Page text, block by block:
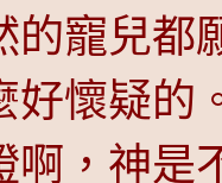
的寵兒
好懷疑的
啊，神